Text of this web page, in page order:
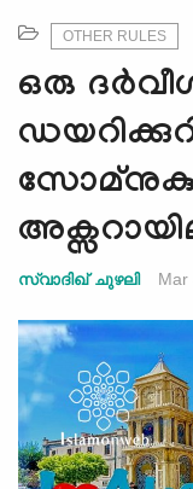
v
i
g
t
o
n
OTHER RULES
ഒരു
സ്വാദിഖ് ചുഴലി Mar